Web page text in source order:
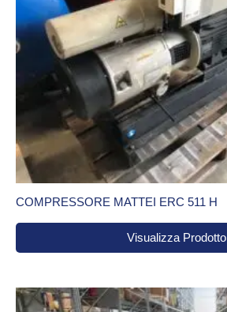
COMPRESSORE MATTEI ERC 511 H
Visualizza Prodotto